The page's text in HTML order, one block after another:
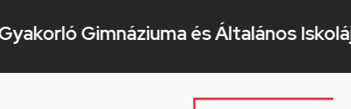
Gimnáziuma és Általános